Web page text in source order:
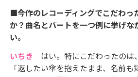
■今作のレコーディングでこだわっ
か？曲名とパートを一つ例に挙げな
い。
いちき はい。特にこだわったのは
「返したい傘を抱えたまま、名前